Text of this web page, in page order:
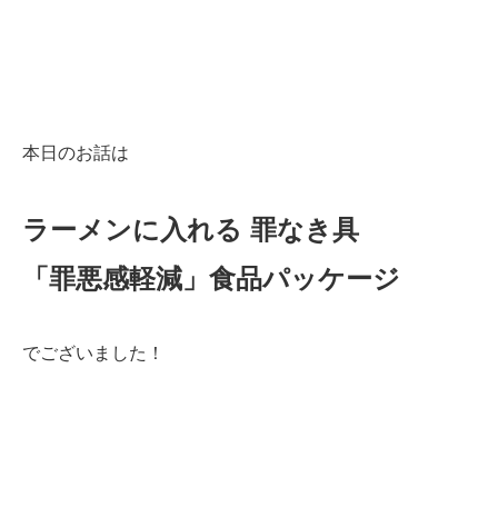
本日のお話は
ラーメンに入れる 罪なき具
「罪悪感軽減」食品パッケージ
でございました！